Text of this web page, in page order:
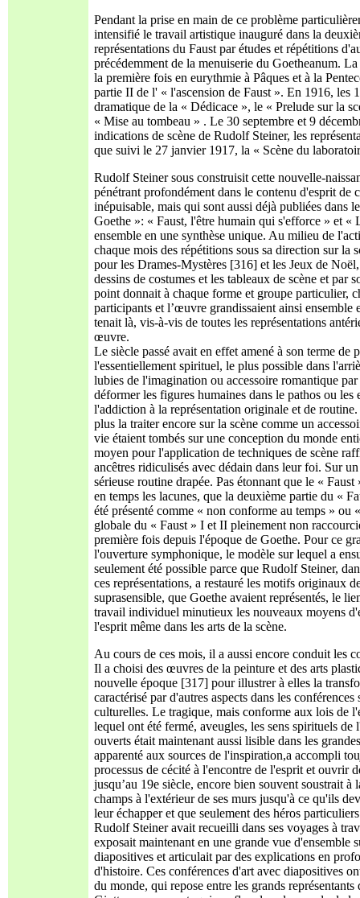
Pendant la prise en main de ce problème
intensifié le travail artistique inauguré dans la
représentations du Faust par études et répétitions
précédemment de la menuiserie du Goetheanum.
la première fois en eurythmie à Pâques et à la
partie II de l' « l'ascension de Faust ». En 1916, les
dramatique de la « Dédicace », le « Prelude sur la
« Mise au tombeau » . Le 30 septembre et 9
indications de scène de Rudolf Steiner, les
que suivi le 27 janvier 1917, la « Scène du
Rudolf Steiner sous construisit cette nouvelle-
pénétrant profondément dans le contenu d'esprit
inépuisable, mais qui sont aussi déjà publiées dans
Goethe »: « Faust, l'être humain qui s'efforce » et «
ensemble en une synthèse unique. Au milieu de
chaque mois des répétitions sous sa direction sur
pour les Drames-Mystères [316] et les Jeux de
dessins de costumes et les tableaux de scène et
point donnait à chaque forme et groupe particulier,
participants et l’œuvre grandissaient ainsi
tenait là, vis-à-vis de toutes les représentations
œuvre.
Le siècle passé avait en effet amené à son terme de
l'essentiellement spirituel, le plus possible dans
lubies de l'imagination ou accessoire romantique
déformer les figures humaines dans le pathos ou
l'addiction à la représentation originale et de
plus la traiter encore sur la scène comme un
vie étaient tombés sur une conception du monde
moyen pour l'application de techniques de scène
ancêtres ridiculisés avec dédain dans leur foi. Sur
sérieuse routine drapée. Pas étonnant que le «
en temps les lacunes, que la deuxième partie du «
été présenté comme « non conforme au temps »
globale du « Faust » I et II pleinement non
première fois depuis l'époque de Goethe. Pour ce
l'ouverture symphonique, le modèle sur lequel a
seulement été possible parce que Rudolf Steiner,
ces représentations, a restauré les motifs originaux
suprasensible, que Goethe avaient représentés, le
travail individuel minutieux les nouveaux moyens
l'esprit même dans les arts de la scène.
Au cours de ces mois, il a aussi encore conduit les
Il a choisi des œuvres de la peinture et des arts
nouvelle époque [317] pour illustrer à elles la
caractérisé par d'autres aspects dans les
culturelles. Le tragique, mais conforme aux lois de
lequel ont été fermé, aveugles, les sens spirituels de
ouverts était maintenant aussi lisible dans les
apparenté aux sources de l'inspiration­,a accompli
processus de cécité à l'encontre de l'esprit et
jusqu’au 19e siècle, encore bien souvent soustrait
champs à l'extérieur de ses murs jusqu'à ce qu'ils
leur échapper et que seulement des héros
Rudolf Steiner avait recueilli dans ses voyages à
exposait maintenant en une grande vue d'ensemble
diapositives et articulait par des explications en
d'histoire. Ces conférences d'art avec diapositives
du monde, qui repose entre les grands